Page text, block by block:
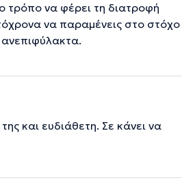
τρόπο να φέρει τη διατροφή
να παραμένεις στο στόχο
και ευδιάθετη. Σε κάνει να